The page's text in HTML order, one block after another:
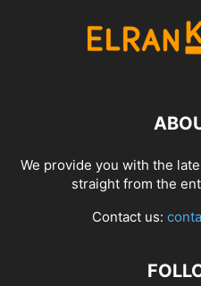
We provide you with the
straight from the
Contact us: